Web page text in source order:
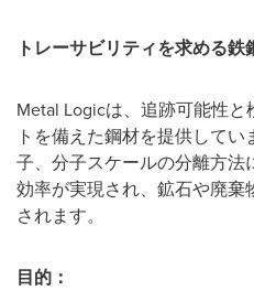
トレーサビリティを求める鉄
Metal Logicは、追跡可能性
トを備えた鋼材を提供して
子、分子スケールの分離方法
効率が実現され、鉱石や廃
されます。
目的：